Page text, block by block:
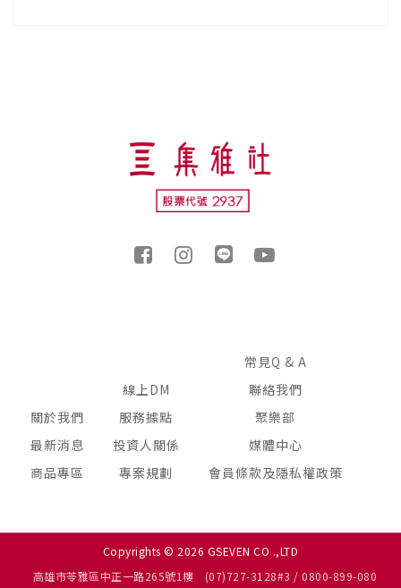
關於我們
最新消息
商品專區
線上DM
服務據點
投資人關係
專案規劃
常見Q & A
聯絡我們
聚樂部
媒體中心
會員條款及隱私權政策
Copyrights © 2026 GSEVEN CO .,LTD
高雄市苓雅區中正一路265號1樓
(07)727-3128#3 / 0800-899-080